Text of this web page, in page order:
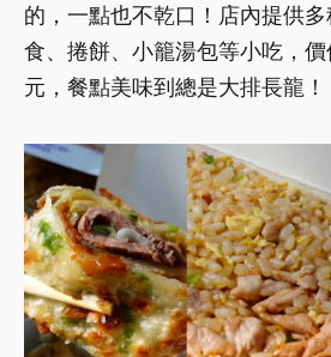
的，一點也不乾口！店內提供
食、捲餅、小籠湯包等小吃，
元，餐點美味到總是大排長龍！